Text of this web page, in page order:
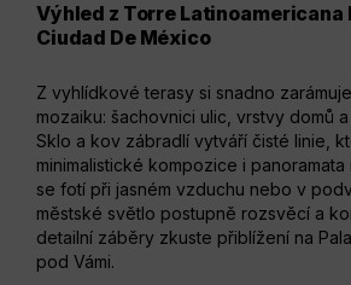
Výhled z Torre Latinoamericana
Ciudad De México
Z vyhlídkové terasy si snadno
mozaiku: šachovnici ulic, vrstvy domů
Sklo a kov zábradlí vytváří čisté linie,
minimalistické kompozice i
se fotí při jasném vzduchu nebo v
městské světlo postupně rozsvěcí a
detailní záběry zkuste přiblížení na
pod Vámi.